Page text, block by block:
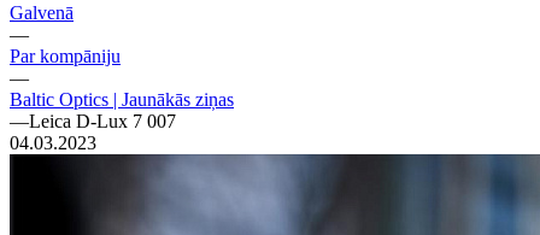
Galvenā
—
Par kompāniju
—
Baltic Optics | Jaunākās ziņas
—Leica D-Lux 7 007
04.03.2023